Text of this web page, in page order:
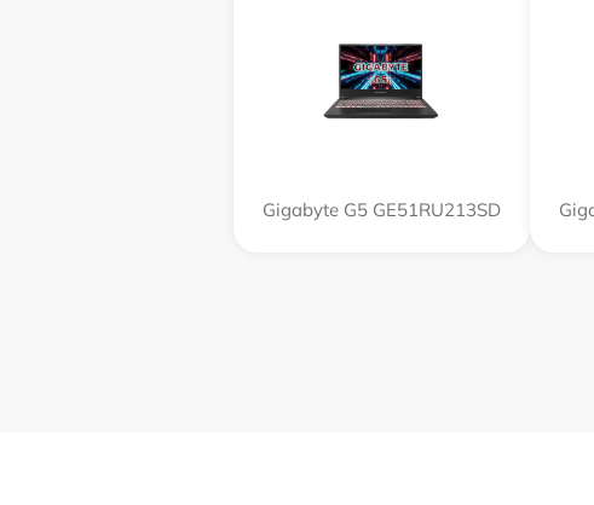
Gigabyte G5 GE51RU213SD